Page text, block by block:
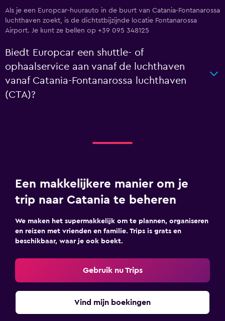
Als je een Europcar-huurauto in de buurt van Catania-Fontanarossa
luchthaven zoekt, is de dichtstbijzijnde locatie Fontanarossa
Airport. Je kunt ze bellen op +39 095 348125
Biedt Europcar een shuttle- of
ophaalservice aan vanaf de luchthaven
vanaf Catania-Fontanarossa luchthaven
(CTA)?
Een makkelijkere manier om je
trip naar Catania te beheren
We maken het supermakkelijk om te plannen, organiseren
en reizen met vrienden en familie. Trips is grats en
beschikbaar, waar je ook boekt.
Gebruik nu Trips
Vind mijn boekingen